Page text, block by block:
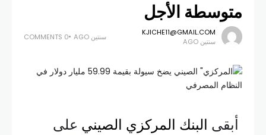
متوسطة الأجل
KJICHE11@GMAIL.COM
سنتين AGO
سنتين AGO 0 COMMENTS
أبقى البنك المركزي الصيني على